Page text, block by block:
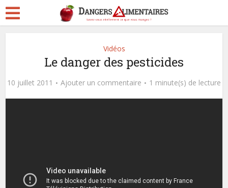
Vidéos
Le danger des pesticides
10 juillet 2011 Ajouter un commentaire 1 minute(s) de lecture